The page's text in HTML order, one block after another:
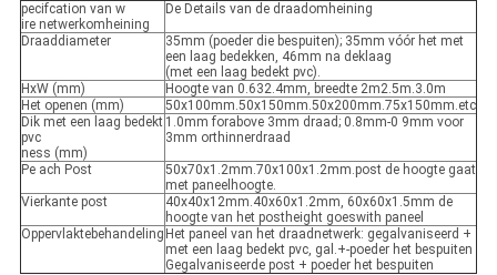
pecifcation van w
ire netwerkomheining
De Details van de draadomheining
Draaddiameter
35mm (poeder die bespuiten); 35mm vóór het met
een laag bedekken, 46mm na deklaag
(met een laag bedekt pvc).
HxW (mm)
Hoogte van 0.632.4mm, breedte 2m2.5m.3.0m
Het openen (mm)
50x100mm.50x150mm.50x200mm.75x150mm.etc
Dik met een laag bedekt
pvc
ness (mm)
1.0mm forabove 3mm draad; 0.8mm-0 9mm voor
3mm orthinnerdraad
Pe ach Post
50x70x1.2mm.70x100x1.2mm.post de hoogte gaat
met paneelhoogte.
Vierkante post
40x40x12mm.40x60x1.2mm, 60x60x1.5mm de
hoogte van het postheight goeswith paneel
Oppervlaktebehandeling Het paneel van het draadnetwerk: gegalvaniseerd +
met een laag bedekt pvc, gal.+-poeder het bespuiten
Gegalvaniseerde post + poeder het bespuiten